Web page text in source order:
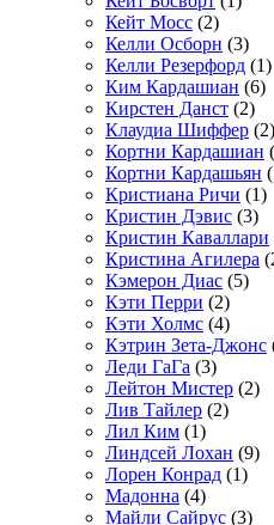
Кейт Мосс (2)
Келли Осборн (3)
Келли Резерфорд (1)
Ким Кардашиан (6)
Кирстен Данст (2)
Клаудиа Шиффер (2)
Кортни Кардашиан
Кортни Кардашьян
Кристиана Ричи (1)
Кристин Дэвис (3)
Кристин Каваллари
Кристина Агилера
Кэмерон Диас (5)
Кэти Перри (2)
Кэти Холмс (4)
Кэтрин Зета-Джонс
Леди ГаГа (3)
Лейтон Мистер (2)
Лив Тайлер (2)
Лил Ким (1)
Линдсей Лохан (9)
Лорен Конрад (1)
Мадонна (4)
Майли Сайрус (3)